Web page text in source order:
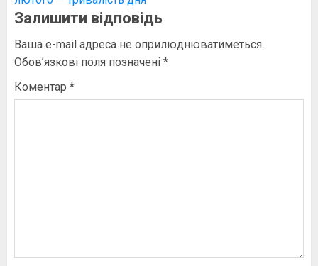
Залишити відповідь
Ваша e-mail адреса не оприлюднюватиметься.
Обов’язкові поля позначені *
Коментар *